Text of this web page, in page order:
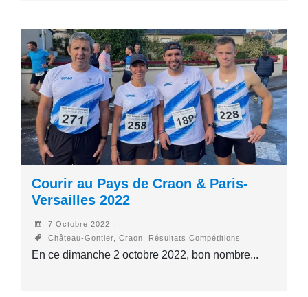
Courir au Pays de Craon & Paris-
Versailles 2022
7 Octobre 2022
Château-Gontier, Craon, Résultats Compétitions
En ce dimanche 2 octobre 2022, bon nombre...